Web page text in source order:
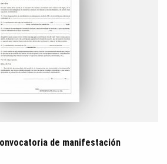
de manifestación